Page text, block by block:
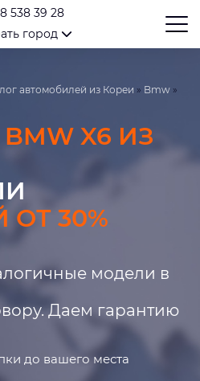
538 39 28
город
автомобилей из Кореи » Bmw »
BMW X6 ИЗ
30%
модели в
Даем гарантию
до вашего места